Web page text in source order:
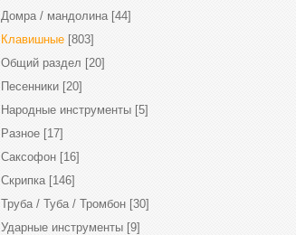
Домра / мандолина [44]
Клавишные [803]
Общий раздел [20]
Песенники [20]
Народные инструменты [5]
Разное [17]
Саксофон [16]
Скрипка [146]
Труба / Туба / Тромбон [30]
Ударные инструменты [9]